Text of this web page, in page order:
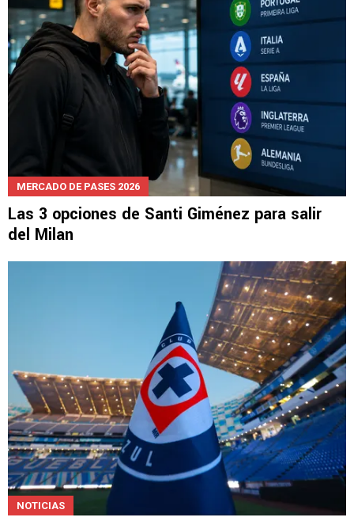
MERCADO DE PASES 2026
Las 3 opciones de Santi Giménez para salir
del Milan
NOTICIAS